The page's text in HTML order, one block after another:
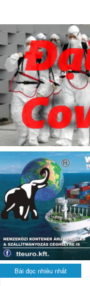
Bài đọc nhiều nhất